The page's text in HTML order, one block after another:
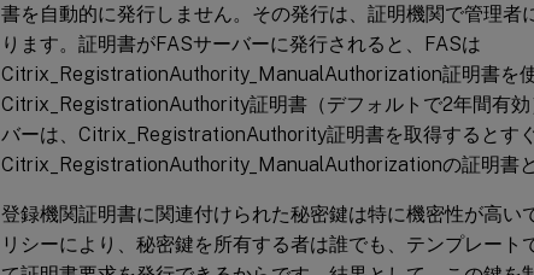
書を自動的に発行しません。その発行は、証明機関で管理者
ります。証明書がFASサーバーに発行されると、FASは
Citrix_RegistrationAuthority_ManualAuthorization証明書を使
Citrix_RegistrationAuthority証明書（デフォルトで2年間有
バーは、Citrix_RegistrationAuthority証明書を取得するとすぐ
Citrix_RegistrationAuthority_ManualAuthorizationの証明書と
登録機関証明書に関連付けられた秘密鍵は特に機密性が高い
リシーにより、秘密鍵を所有する者は誰でも、テンプレート